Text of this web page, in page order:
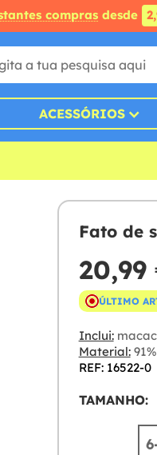
compras desde
ACESSÓRIOS
Fato de
20,99
ÚLTIMO
Inclui:
Material:
REF: 16522-0
TAMANHO: